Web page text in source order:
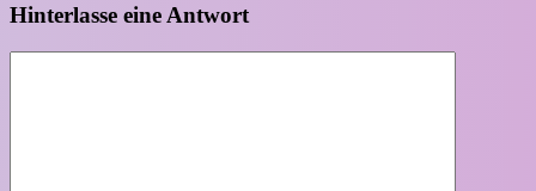
Hinterlasse eine Antwort